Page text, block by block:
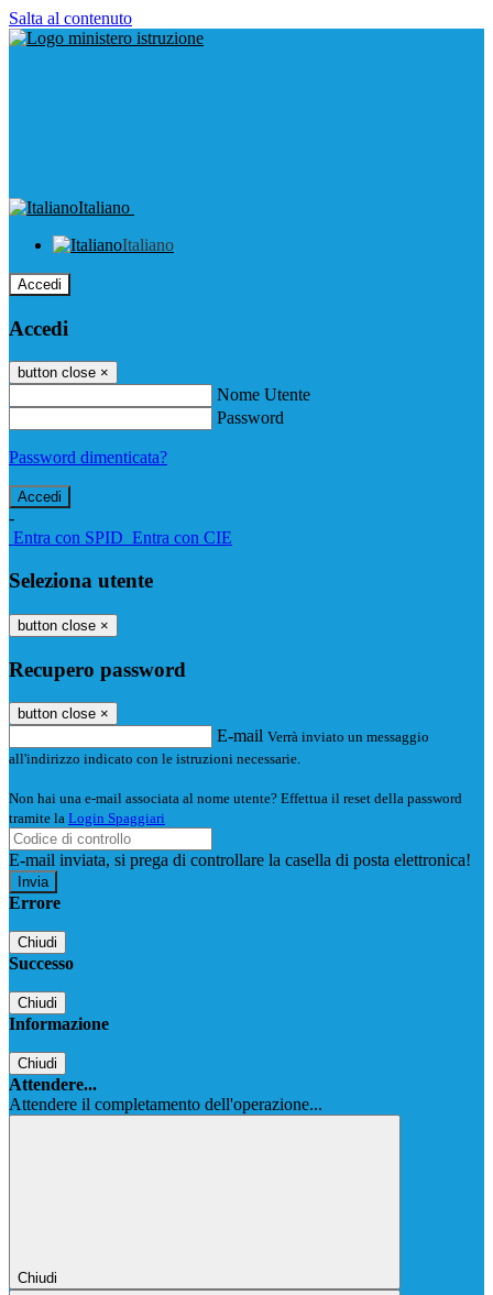
Salta al contenuto
Italiano
Italiano
Accedi
Accedi
button close ×
Nome Utente
Password
Password dimenticata?
-
Entra con SPID Entra con CIE
Seleziona utente
button close ×
Recupero password
button close ×
E-mail Verrà inviato un messaggio
all'indirizzo indicato con le istruzioni necessarie.
Non hai una e-mail associata al nome utente? Effettua il reset della password
tramite la Login Spaggiari
E-mail inviata, si prega di controllare la casella di posta elettronica!
Errore
Chiudi
Successo
Chiudi
Informazione
Chiudi
Attendere...
Attendere il completamento dell'operazione...
Chiudi